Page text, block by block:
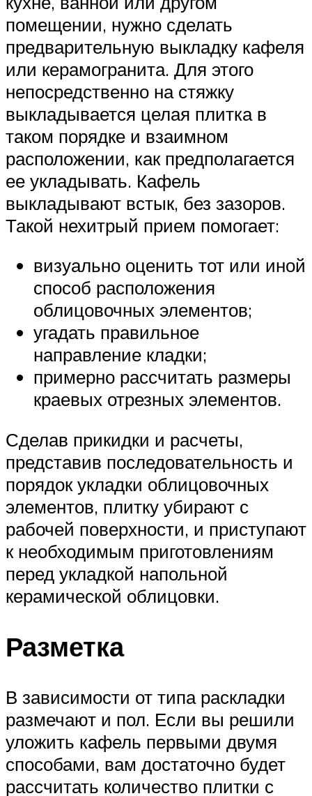
помещении, нужно сделать
предварительную выкладку кафеля
или керамогранита. Для этого
непосредственно на стяжку
выкладывается целая плитка в
таком порядке и взаимном
расположении, как предполагается
ее укладывать. Кафель
выкладывают встык, без зазоров.
Такой нехитрый прием помогает:
визуально оценить тот или иной
способ расположения
облицовочных элементов;
угадать правильное
направление кладки;
примерно рассчитать размеры
краевых отрезных элементов.
Сделав прикидки и расчеты,
представив последовательность и
порядок укладки облицовочных
элементов, плитку убирают с
рабочей поверхности, и приступают
к необходимым приготовлениям
перед укладкой напольной
керамической облицовки.
Разметка
В зависимости от типа раскладки
размечают и пол. Если вы решили
уложить кафель первыми двумя
способами, вам достаточно будет
рассчитать количество плитки с